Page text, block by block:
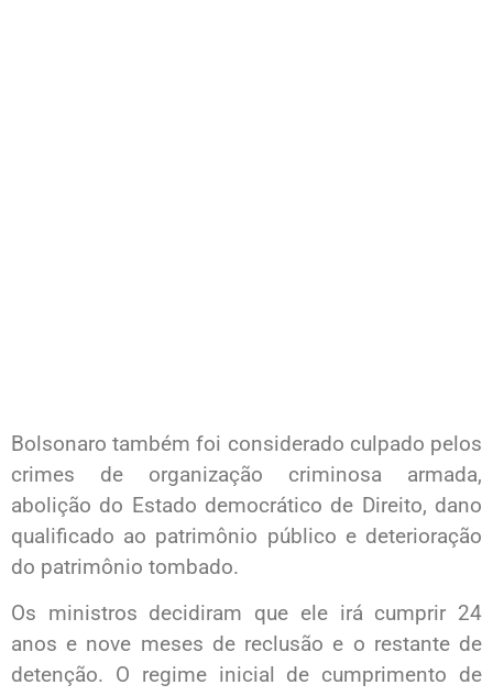
Bolsonaro também foi considerado culpado pelos
crimes de organização criminosa armada,
abolição do Estado democrático de Direito, dano
qualificado ao patrimônio público e deterioração
do patrimônio tombado.
Os ministros decidiram que ele irá cumprir 24
anos e nove meses de reclusão e o restante de
detenção. O regime inicial de cumprimento de